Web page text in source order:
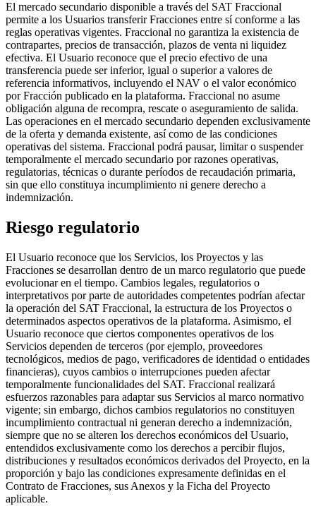
El mercado secundario disponible a través del SAT Fraccional
permite a los Usuarios transferir Fracciones entre sí conforme a las
reglas operativas vigentes. Fraccional no garantiza la existencia de
contrapartes, precios de transacción, plazos de venta ni liquidez
efectiva. El Usuario reconoce que el precio efectivo de una
transferencia puede ser inferior, igual o superior a valores de
referencia informativos, incluyendo el NAV o el valor económico
por Fracción publicado en la plataforma. Fraccional no asume
obligación alguna de recompra, rescate o aseguramiento de salida.
Las operaciones en el mercado secundario dependen exclusivamente
de la oferta y demanda existente, así como de las condiciones
operativas del sistema. Fraccional podrá pausar, limitar o suspender
temporalmente el mercado secundario por razones operativas,
regulatorias, técnicas o durante períodos de recaudación primaria,
sin que ello constituya incumplimiento ni genere derecho a
indemnización.
Riesgo regulatorio
El Usuario reconoce que los Servicios, los Proyectos y las
Fracciones se desarrollan dentro de un marco regulatorio que puede
evolucionar en el tiempo. Cambios legales, regulatorios o
interpretativos por parte de autoridades competentes podrían afectar
la operación del SAT Fraccional, la estructura de los Proyectos o
determinados aspectos operativos de la plataforma. Asimismo, el
Usuario reconoce que ciertos componentes operativos de los
Servicios dependen de terceros (por ejemplo, proveedores
tecnológicos, medios de pago, verificadores de identidad o entidades
financieras), cuyos cambios o interrupciones pueden afectar
temporalmente funcionalidades del SAT. Fraccional realizará
esfuerzos razonables para adaptar sus Servicios al marco normativo
vigente; sin embargo, dichos cambios regulatorios no constituyen
incumplimiento contractual ni generan derecho a indemnización,
siempre que no se alteren los derechos económicos del Usuario,
entendidos exclusivamente como los derechos a percibir flujos,
distribuciones y resultados económicos derivados del Proyecto, en la
proporción y bajo las condiciones expresamente definidas en el
Contrato de Fracciones, sus Anexos y la Ficha del Proyecto
aplicable.